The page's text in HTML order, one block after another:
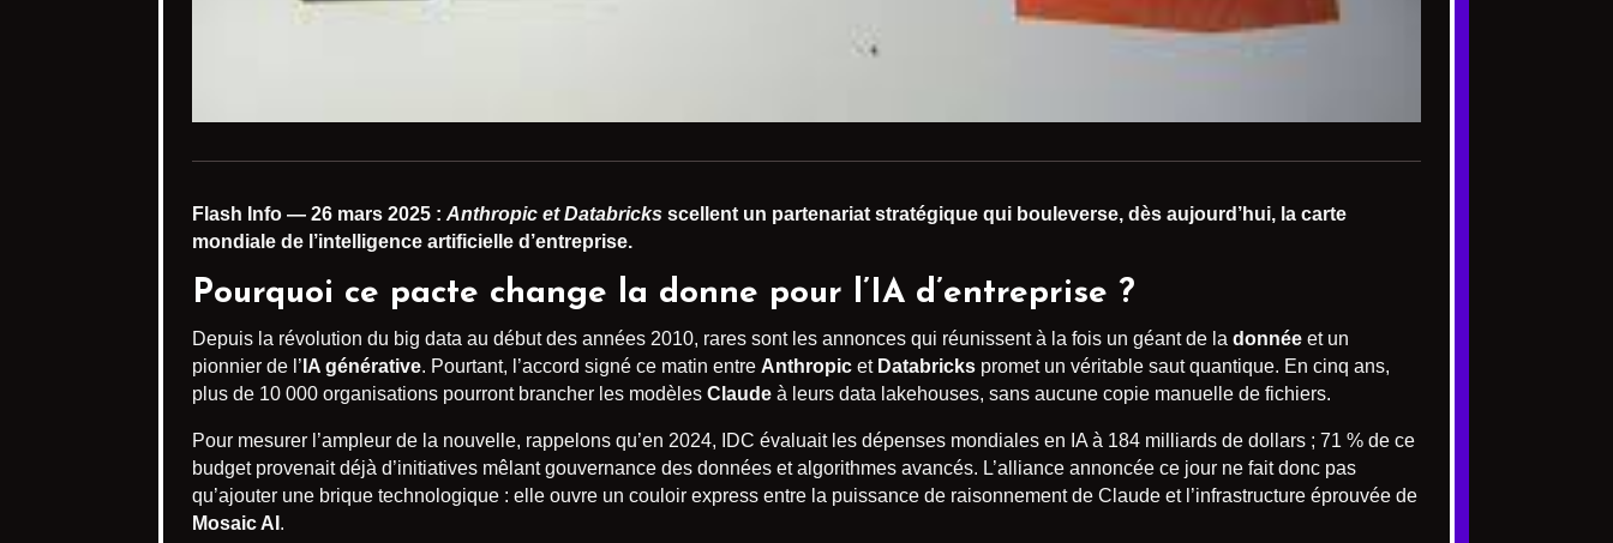
Flash Info — 26 mars 2025 :Anthropic et Databricks scellent un partenariat stratégique qui bouleverse, dès aujourd’hui, la carte
mondiale de l’intelligence artificielle d’entreprise.
Pourquoi ce pacte change la donne pour l’IA d’entreprise ?
Depuis la révolution du big data au début des années 2010, rares sont les annonces qui réunissent à la fois un géant de la donnée et un
pionnier de l’ IA générative. Pourtant, l’accord signé ce matin entre Anthropic et Databricks promet un véritable saut quantique. En cinq ans,
plus de 10 000 organisations pourront brancher les modèles Claude à leurs data lakehouses, sans aucune copie manuelle de fichiers.
Pour mesurer l’ampleur de la nouvelle, rappelons qu’en 2024, IDC évaluait les dépenses mondiales en IA à 184 milliards de dollars ; 71 % de ce
budget provenait déjà d’initiatives mêlant gouvernance des données et algorithmes avancés. L’alliance annoncée ce jour ne fait donc pas
qu’ajouter une brique technologique : elle ouvre un couloir express entre la puissance de raisonnement de Claude et l’infrastructure éprouvée de
Mosaic AI .